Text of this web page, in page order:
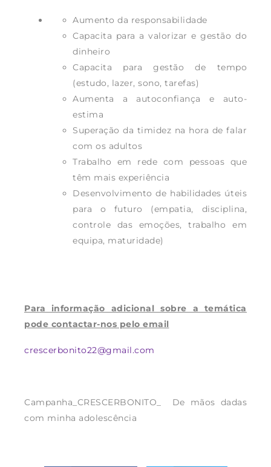
Aumento da responsabilidade
Capacita para a valorizar e gestão do
dinheiro
Capacita para gestão de tempo
(estudo, lazer, sono, tarefas)
Aumenta a autoconfiança e auto-
estima
Superação da timidez na hora de falar
com os adultos
Trabalho em rede com pessoas que
têm mais experiência
Desenvolvimento de habilidades úteis
para o futuro (empatia, disciplina,
controle das emoções, trabalho em
equipa, maturidade)
Para informação adicional sobre a temática
pode contactar-nos pelo email
crescerbonito22@gmail.com
Campanha_CRESCERBONITO_ De mãos dadas
com minha adolescência